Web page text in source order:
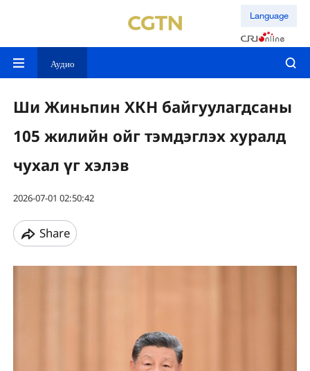
Language
Аудио
Ши Жиньпин ХКН байгуулагдсаны
105 жилийн ойг тэмдэглэх хуралд
чухал үг хэлэв
2026-07-01 02:50:42
Share